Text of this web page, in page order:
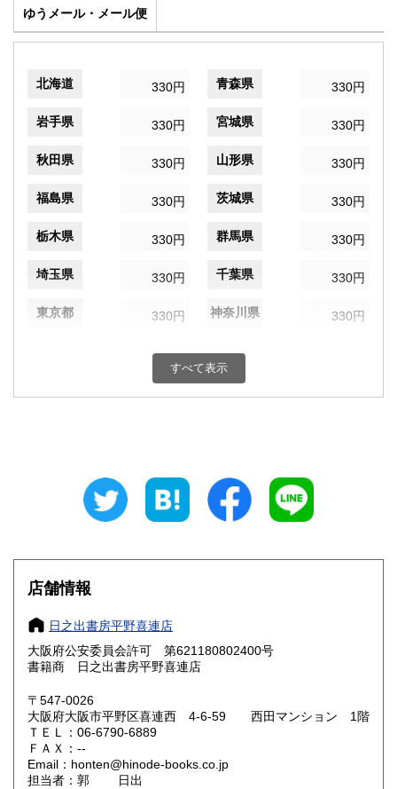
ゆうメール・メール便
北海道 330円 青森県 330円
岩手県 330円 宮城県 330円
秋田県 330円 山形県 330円
福島県 330円 茨城県 330円
栃木県 330円 群馬県 330円
埼玉県 330円 千葉県 330円
東京都 330円 神奈川県 330円
330円 富山県
330円 三重県
大阪府
奈良県 330円
鳥取県 330円 島根県
岡山県
山口県 330円
香川県 愛媛県
すべて表示
店舗情報
日之出書房平野喜連店
大阪府公安委員会許可 第621180802400号
書籍商 日之出書房平野喜連店
〒547-0026
大阪府大阪市平野区喜連西 4-6-59 西田マンション 1階
ＴＥＬ：06-6790-6889
ＦＡＸ：--
Email：honten@hinode-books.co.jp
担当者：郭 日出